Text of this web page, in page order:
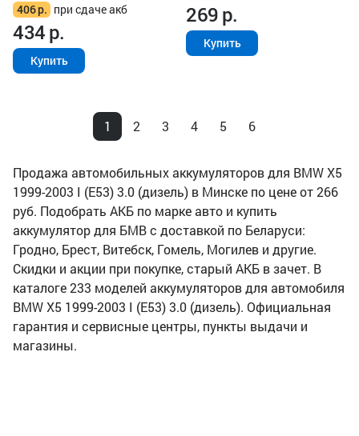
406р. при сдаче акб
434р.
Купить
269р.
Купить
1 2 3 4 5 6
Продажа автомобильных аккумуляторов для BMW X5
1999-2003 I (E53) 3.0 (дизель) в Минске по цене от 266
руб. Подобрать АКБ по марке авто и купить
аккумулятор для БМВ с доставкой по Беларуси:
Гродно, Брест, Витебск, Гомель, Могилев и другие.
Скидки и акции при покупке, старый АКБ в зачет. В
каталоге 233 моделей аккумуляторов для автомобиля
BMW X5 1999-2003 I (E53) 3.0 (дизель). Официальная
гарантия и сервисные центры, пункты выдачи и
магазины.